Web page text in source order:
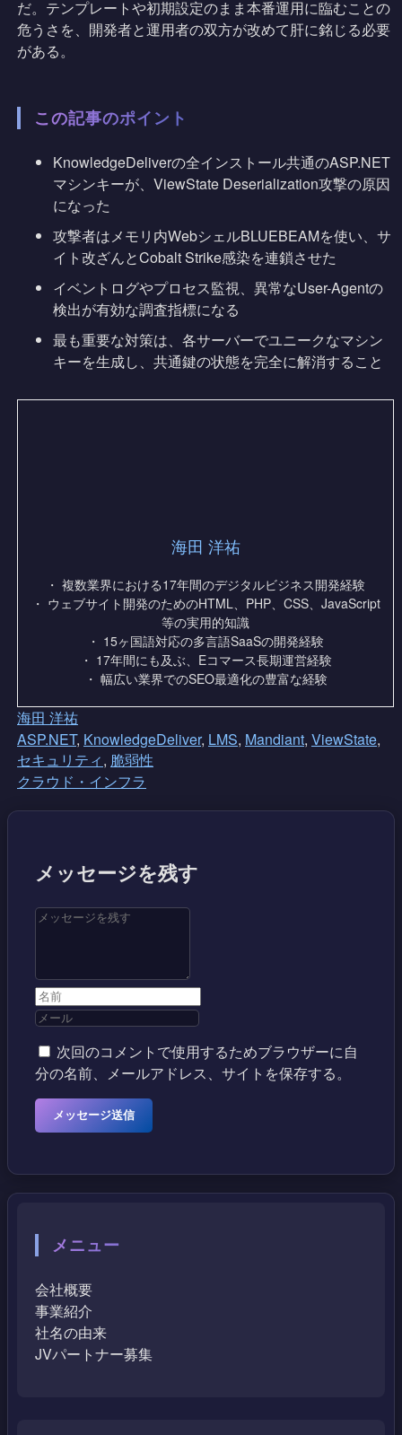
だ。テンプレートや初期設定のまま本番運用に臨むことの
危うさを、開発者と運用者の双方が改めて肝に銘じる必要
がある。
この記事のポイント
KnowledgeDeliverの全インストール共通のASP.NET
マシンキーが、ViewState Deserialization攻撃の原因
になった
攻撃者はメモリ内WebシェルBLUEBEAMを使い、サ
イト改ざんとCobalt Strike感染を連鎖させた
イベントログやプロセス監視、異常なUser-Agentの
検出が有効な調査指標になる
最も重要な対策は、各サーバーでユニークなマシン
キーを生成し、共通鍵の状態を完全に解消すること
海田 洋祐
・ 複数業界における17年間のデジタルビジネス開発経験
・ ウェブサイト開発のためのHTML、PHP、CSS、JavaScript
等の実用的知識
・ 15ヶ国語対応の多言語SaaSの開発経験
・ 17年間にも及ぶ、Eコマース長期運営経験
・ 幅広い業界でのSEO最適化の豊富な経験
海田 洋祐
ASP.NET, KnowledgeDeliver, LMS, Mandiant, ViewState,
セキュリティ, 脆弱性
クラウド・インフラ
メッセージを残す
次回のコメントで使用するためブラウザーに自
分の名前、メールアドレス、サイトを保存する。
メニュー
会社概要
事業紹介
社名の由来
JVパートナー募集